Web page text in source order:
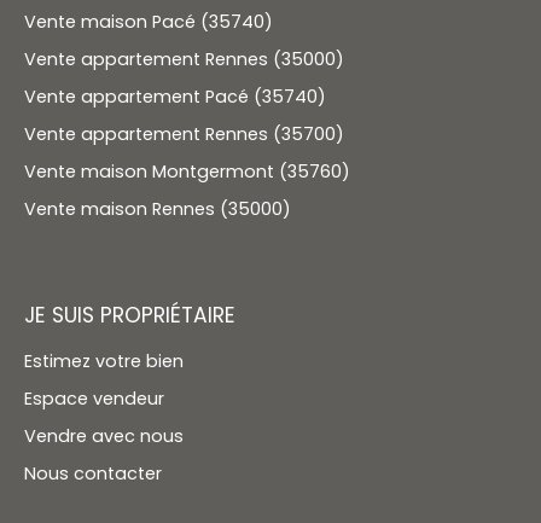
Vente maison Pacé (35740)
Vente appartement Rennes (35000)
Vente appartement Pacé (35740)
Vente appartement Rennes (35700)
Vente maison Montgermont (35760)
Vente maison Rennes (35000)
JE SUIS PROPRIÉTAIRE
Estimez votre bien
Espace vendeur
Vendre avec nous
Nous contacter